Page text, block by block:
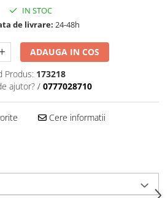
cauciucuri-
cauciucuri-
antipană
IN STOC
de livrare: 24-48h
ADAUGA IN COS
Produs: 173218
ajutor? / 0777028710
Cere informatii